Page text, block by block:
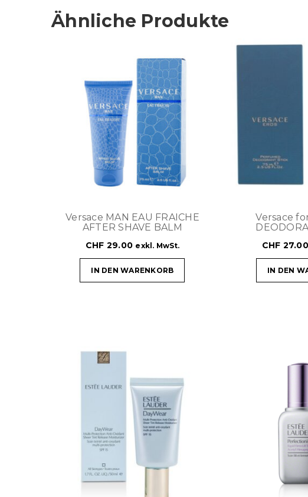
Ähnliche Produkte
Versace MAN EAU FRAICHE
AFTER SHAVE BALM
CHF 29.00 exkl. MwSt.
IN DEN WARENKORB
Versace
CHF 27.00
IN DEN